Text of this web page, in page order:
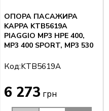
ОПОРА ПАСАЖИРА
KAPPA KTB5619A
PIAGGIO MP3 HPE 400,
MP3 400 SPORT, MP3 530
Код:KTB5619A
6 273 грн